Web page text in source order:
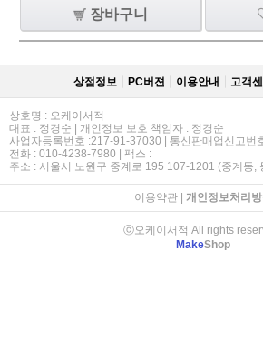
장바구니
상점정보 PC버젼 이용안내 고객
상호명 : 오케이서적
대표 : 정경순 | 개인정보 보호 책임자 : 정경순
사업자등록번호 :217-91-37030 | 통신판매업신고번
전화 : 010-4238-7980 | 팩스 :
주소 : 서울시 노원구 중계로 195 107-1201 (중계동,
이용약관| 개인정보처리
ⓒ오케이서적 All rights
MakeShop